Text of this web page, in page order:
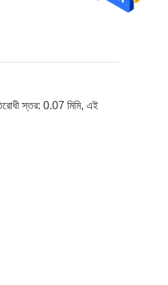
স্তর: 0.07 মিমি, এই